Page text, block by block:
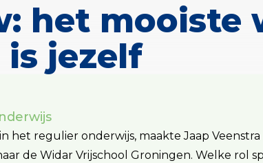
het mooiste
jezelf
het regulier onderwijs, maakte Jaap Veenstra
de Widar Vrijschool Groningen. Welke rol